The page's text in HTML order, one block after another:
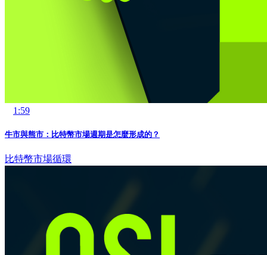
1:59
牛市與熊市：比特幣市場週期是怎麼形成的？
比特幣市場循環